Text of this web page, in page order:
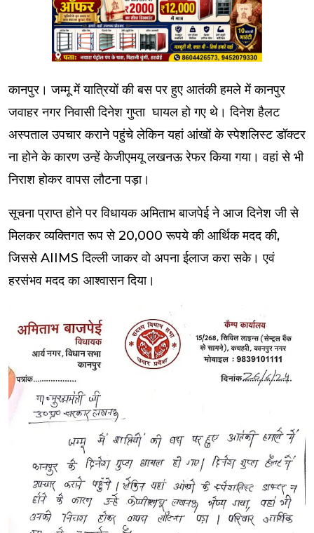
कानपुर। जम्मू में यात्रियों की बस पर हुए आतंकी हमले में कानपुर
जवाहर नगर निवासी दिनेश गुप्ता घायल हो गए थे। दिनेश हैलट
अस्पताल उपचार कराने पहुंचे लेकिन यहां आंखों के स्पेशलिस्ट डॉक्टर
ना होने के कारण उन्हें केजीएमयू लखनऊ रेफर किया गया। वहां से भी
निराश होकर वापस लौटना पड़ा।
सूचना प्राप्त होने पर विधायक अमिताभ बाजपेई ने आज दिनेश जी से
मिलकर व्यक्तिगत रूप से 20,000 रूपये की आर्थिक मदद की,
जिससे AIIMS दिल्ली जाकर वो अपना ईलाज करा सके। एवं
हरसंभव मदद का आश्वासन दिया।